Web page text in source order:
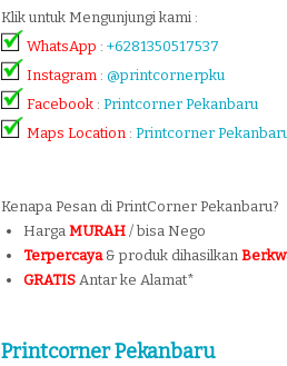
Klik untuk Mengunjungi kami :
WhatsApp : +6281350517537
Instagram : @printcornerpku
Facebook : Printcorner Pekanbaru
Maps Location : Printcorner
Kenapa Pesan di PrintCorner Pekanbaru?
Harga MURAH / bisa Nego
Terpercaya& produk dihasilkan
GRATIS Antar ke Alamat*
Printcorner Pekanbaru